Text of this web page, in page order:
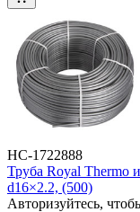
НС-1722888
Труба Royal Thermo
d16×2.2, (500)
Авторизуйтесь,